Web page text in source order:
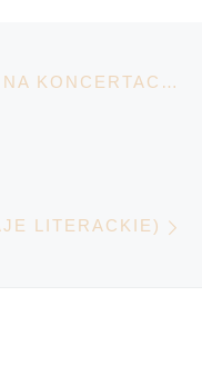
DLACZEGO NIE ŚPIEWAM NA KONCERTACH?
LITERACKIE)